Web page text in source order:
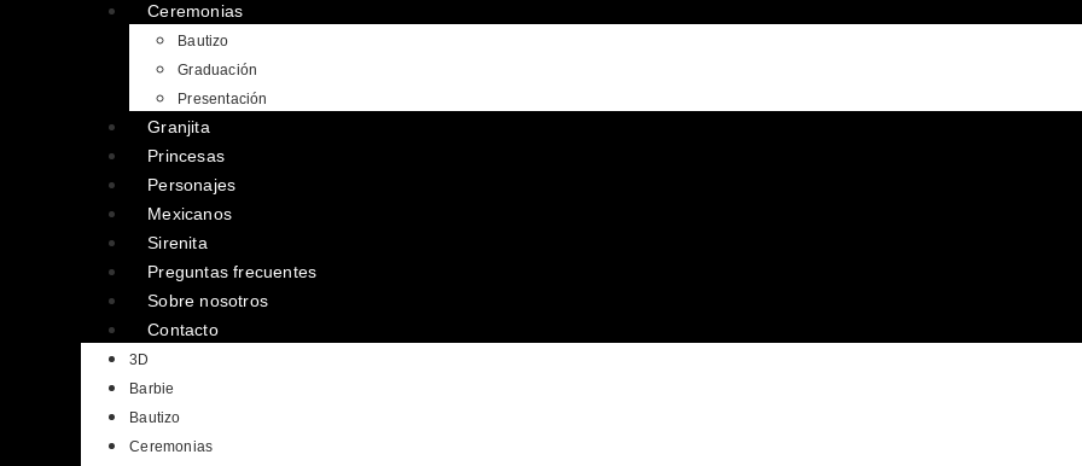
Ceremonias
Bautizo
Graduación
Presentación
Granjita
Princesas
Personajes
Mexicanos
Sirenita
Preguntas frecuentes
Sobre nosotros
Contacto
3D
Barbie
Bautizo
Ceremonias